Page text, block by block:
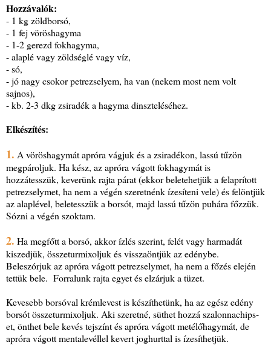
Hozzávalók:
- 1 kg zöldborsó,
- 1 fej vöröshagyma
- 1-2 gerezd fokhagyma,
- alaplé vagy zöldséglé vagy víz,
- só,
- jó nagy csokor petrezselyem, ha van (nekem most nem volt
sajnos),
- kb. 2-3 dkg zsiradék a hagyma dinszteléséhez.
Elkészítés:
1. A vöröshagymát apróra vágjuk és a zsiradékon, lassú tűzön
megpároljuk. Ha kész, az apróra vágott fokhagymát is
hozzátesszük, keverünk rajta párat (ekkor beletehetjük a felaprított
petrezselymet, ha nem a végén szeretnénk ízesíteni vele) és felöntjük
az alaplével, beletesszük a borsót, majd lassú tűzön puhára főzzük.
Sózni a végén szoktam.
2. Ha megfőtt a borsó, akkor ízlés szerint, felét vagy harmadát
kiszedjük, összeturmixoljuk és visszaöntjük az edénybe.
Beleszórjuk az apróra vágott petrezselymet, ha nem a főzés elején
tettük bele. Forralunk rajta egyet és elzárjuk a tüzet.
Kevesebb borsóval krémlevest is készíthetünk, ha az egész edény
borsót összeturmixoljuk. Aki szeretné, süthet hozzá szalonnachips-
et, önthet bele kevés tejszínt és apróra vágott metélőhagymát, de
apróra vágott mentalevéllel kevert joghurttal is ízesíthetjük.